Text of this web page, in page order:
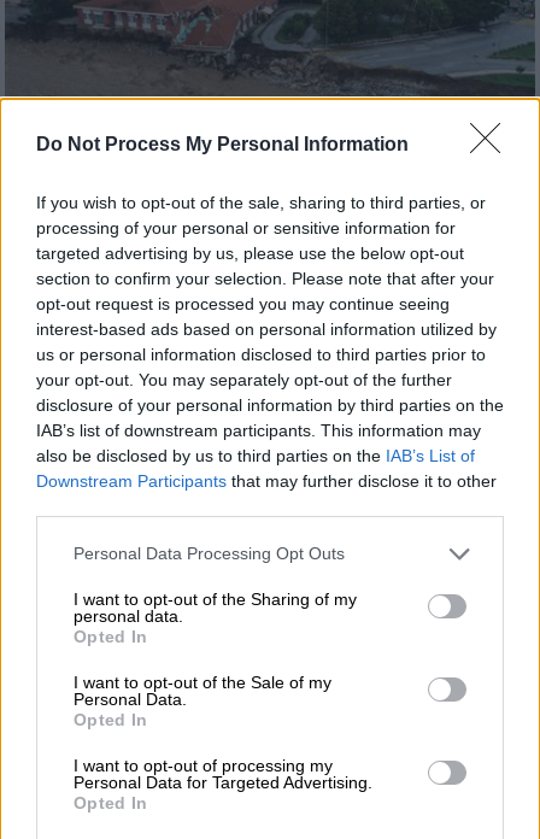
Do Not Process My Personal Information
If you wish to opt-out of the sale, sharing to third parties, or
processing of your personal or sensitive information for
targeted advertising by us, please use the below opt-out
section to confirm your selection. Please note that after your
opt-out request is processed you may continue seeing
interest-based ads based on personal information utilized by
us or personal information disclosed to third parties prior to
your opt-out. You may separately opt-out of the further
disclosure of your personal information by third parties on the
IAB’s list of downstream participants. This information may
also be disclosed by us to third parties on the IAB’s List of
Downstream Participants that may further disclose it to other
Please note that this website/app uses one or more Google
not limited to your visit or usage behaviour. You may click to
grant or deny consent to Google and its third-party tags to
use your data for below specified purposes in below Google
consent section.
Personal Data Processing Opt Outs
I want to opt-out of the Sharing of my
personal data.
Opted In
I want to opt-out of the Sale of my
Personal Data.
Opted In
I want to opt-out of processing my
Personal Data for Targeted Advertising.
Opted In
Ελλάδα|19.09.2020 22:56
Σάρωσε στο πέρασμά του ο κυκλώνας
Ιανός - Δύσκολη νύχτα για την Κρήτη
Οι κάτοικοι πολλών περιοχών της χώρας
μετρούν τις πληγές που άφησε πίσω του ο
μεσογειακός κυκλώνας Ιανός - Δεκάδες
ζημιές - Ο καιρός της Κυριακής